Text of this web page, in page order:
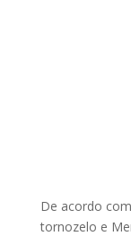
De acordo
tornozelo e